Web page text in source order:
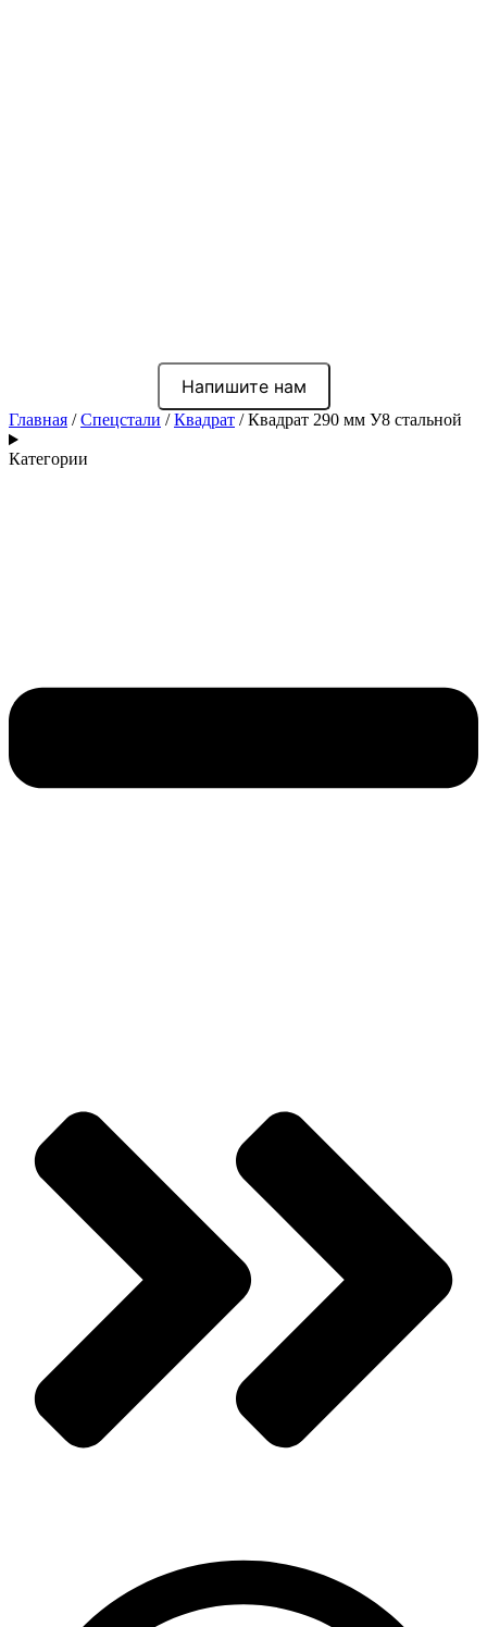
Напишите нам
Главная /Спецстали /Квадрат / Квадрат 290 мм У8 стальной
Категории